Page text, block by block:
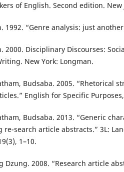
of English. Second edition.
1992. “Genre analysis: just
2000. Disciplinary Discourses:
New York: Longman.
Budsaba. 2005. “Rhetorical
English for Specific
Budsaba. 2013. “Generic
re-search article abstracts.” 3L:
1–10.
Dzung. 2008. “Research article